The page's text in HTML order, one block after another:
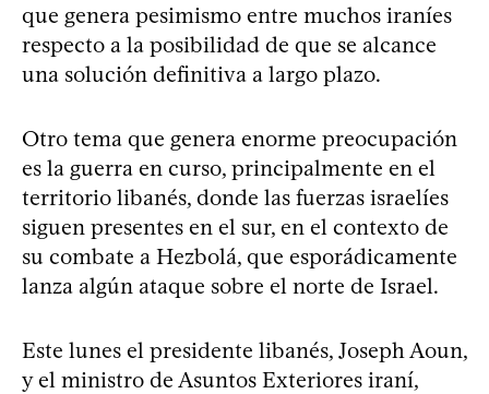
que genera pesimismo entre muchos iraníes
respecto a la posibilidad de que se alcance
una solución definitiva a largo plazo.
Otro tema que genera enorme preocupación
es la guerra en curso, principalmente en el
territorio libanés, donde las fuerzas israelíes
siguen presentes en el sur, en el contexto de
su combate a Hezbolá, que esporádicamente
lanza algún ataque sobre el norte de Israel.
Este lunes el presidente libanés, Joseph Aoun,
y el ministro de Asuntos Exteriores iraní,